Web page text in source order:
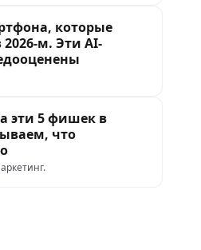
которые
м. Эти AI-
эти 5 фишек в
что